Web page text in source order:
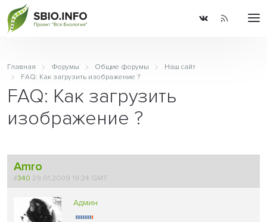
Главная Форумы Общие форумы
Наш сайт
FAQ: Как загрузить изображение ?
FAQ: Как загрузить
изображение ?
Amro
#340 29.01.2009 19:24 GMT
Админ